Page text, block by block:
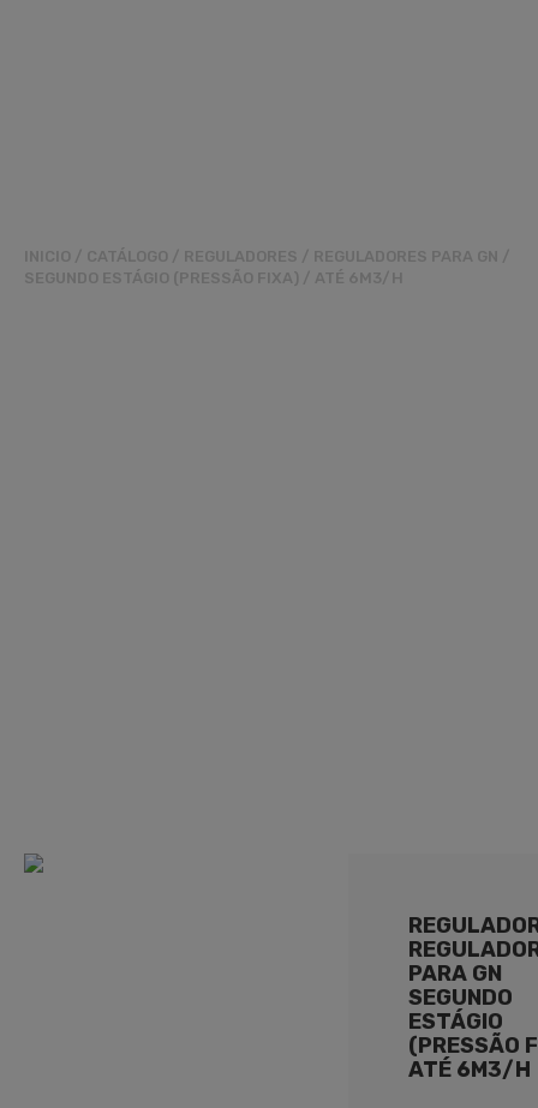
INICIO / CATÁLOGO / REGULADORES / REGULADORES PARA GN /
SEGUNDO ESTÁGIO (PRESSÃO FIXA) / ATÉ 6M3/H
PARA GN
SEGUNDO
ESTÁGIO
(PRESSÃO
ATÉ 6M3/H